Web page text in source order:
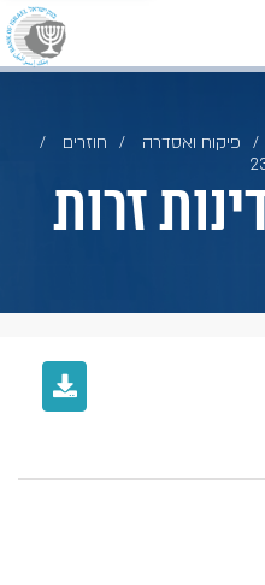
פיקוח ואסדרה
חוזרים
זרות